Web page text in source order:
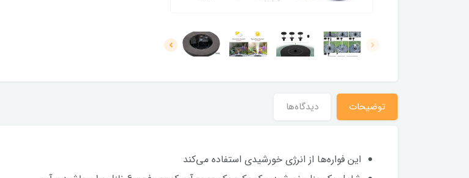
توضیحات دیدگاه‌ها
این فواره‌ها از انرژی خورشیدی استفاده می‌کند